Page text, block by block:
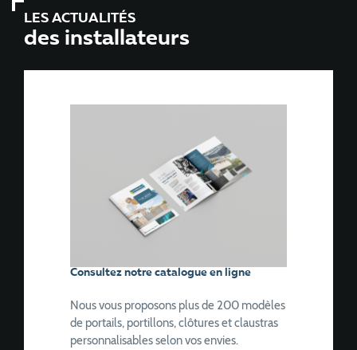
LES ACTUALITÉS
des installateurs
Consultez notre catalogue en ligne
Nous vous proposons plus de 200 modèles
de portails, portillons, clôtures et claustras
personnalisables selon vos envies.